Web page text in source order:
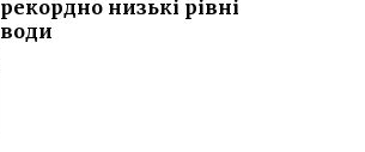
рекордно низькі рівні
води